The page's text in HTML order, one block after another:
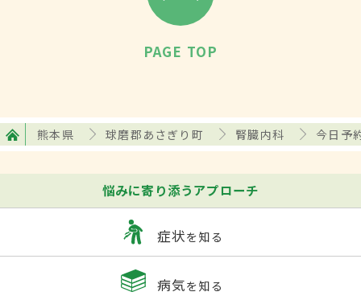
PAGE TOP
熊本県 球磨郡あさぎり町 腎臓内科 今日予
悩みに寄り添うアプローチ
症状を知る
病気を知る